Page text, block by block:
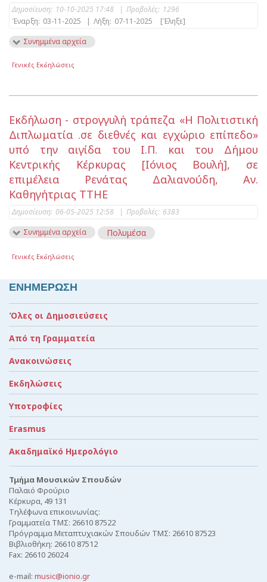
Δημοσίευση: 10-10-2025 17:48 | Προβολές: 1296
Έναρξη: 03-11-2025 | Λήξη: 07-11-2025
[Έληξε]
Συνημμένα αρχεία
Γενικές Εκδηλώσεις
Εκδήλωση - στρογγυλή τράπεζα «Η Πολιτιστική
Διπλωματία .σε διεθνές και εγχώριο επίπεδο»
υπό την αιγίδα του Ι.Π. και του Δήμου
Κεντρικής Κέρκυρας [Ιόνιος Βουλή], σε
επιμέλεια Ρενάτας Δαλιανούδη, Αν.
Καθηγήτριας ΤΤΗΕ
Δημοσίευση: 06-05-2025 12:58 | Προβολές: 6383
Συνημμένα αρχεία
Πολυμέσα
Γενικές Εκδηλώσεις
ΕΝΗΜΕΡΩΣΗ
Όλες οι Δημοσιεύσεις
Από τη Γραμματεία
Ανακοινώσεις
Εκδηλώσεις
Υποτροφίες
Erasmus
Ακαδημαϊκό Ημερολόγιο
Τμήμα Μουσικών Σπουδών
Παλαιό Φρούριο
Κέρκυρα, 49 131
Τηλέφωνα επικοινωνίας:
Γραμματεία ΤΜΣ: 26610 87522
Πρόγραμμα Μεταπτυχιακών Σπουδών ΤΜΣ: 26610 87523
Βιβλιοθήκη: 26610 87512
Fax: 26610 26024
e-mail: music@ionio.gr